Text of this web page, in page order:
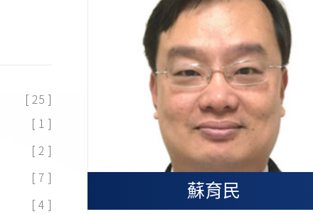
蘇育民
[ 25 ]
[ 1 ]
[ 2 ]
[ 7 ]
[ 4 ]